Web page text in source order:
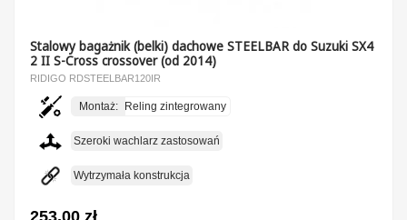
Stalowy bagażnik (belki) dachowe STEELBAR do Suzuki SX4
2 II S-Cross crossover (od 2014)
RIDIGO RDSTEELBAR120IR
Montaż: Reling zintegrowany
Szeroki wachlarz zastosowań
Wytrzymała konstrukcja